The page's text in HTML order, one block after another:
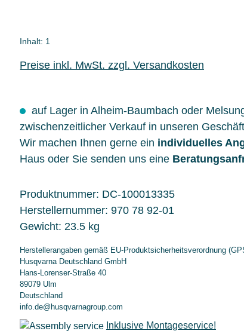
Inhalt: 1
Preise inkl. MwSt. zzgl. Versandkosten
auf Lager in Alheim-Baumbach oder
zwischenzeitlicher Verkauf in unseren
Wir machen Ihnen gerne ein individuelles
Haus oder Sie senden uns eine
Produktnummer: DC-100013335
Herstellernummer: 970 78 92-01
Gewicht: 23.5 kg
Herstellerangaben gemäß EU-Produktsicherheitsverordnung
Husqvarna Deutschland GmbH
Hans-Lorenser-Straße 40
89079 Ulm
Deutschland
info.de@husqvarnagroup.com
Inklusive Montageservice!